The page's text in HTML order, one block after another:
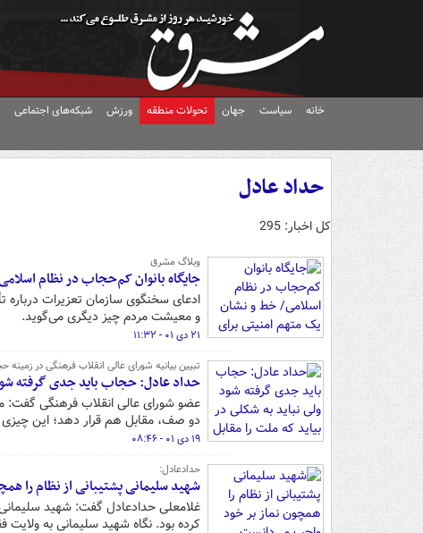
خانه سیاست جهان تحولات منطقه ورزش شبکه‌های اجتماعی
حداد عادل
کل اخبار: 295
وبلاگ مشرق
جایگاه بانوان کم‌حجاب در نظام
ادعای سخنگوی سازمان تعزیرات
و معیشت مردم چیز دیگری می‌گوید.
۲۱ دی ۰۱ - ۱۱:۳۲
تبیین بیانیه شورای عالی انقلاب فرهنگی در
حداد عادل: حجاب باید جدی گرفته شود
عضو شورای عالی انقلاب فرهنگی گفت:
دو صف، مقابل هم قرار دهد؛ این
۱۹ دی ۰۱ - ۰۸:۴۶
حدادعادل:
شهید سلیمانی پشتیبانی از نظام را
غلامعلی حدادعادل گفت: شهید
کرده بود. نگاه شهید سلیمانی به